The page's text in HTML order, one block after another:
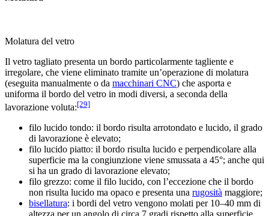
Molatura del vetro
Il vetro tagliato presenta un bordo particolarmente tagliente e
irregolare, che viene eliminato tramite un’operazione di molatura
(eseguita manualmente o da macchinari CNC) che asporta e
uniforma il bordo del vetro in modi diversi, a seconda della
lavorazione voluta:[29]
filo lucido tondo: il bordo risulta arrotondato e lucido, il grado
di lavorazione è elevato;
filo lucido piatto: il bordo risulta lucido e perpendicolare alla
superficie ma la congiunzione viene smussata a 45°; anche qui
si ha un grado di lavorazione elevato;
filo grezzo: come il filo lucido, con l’eccezione che il bordo
non risulta lucido ma opaco e presenta una rugosità maggiore;
bisellatura: i bordi del vetro vengono molati per 10–40 mm di